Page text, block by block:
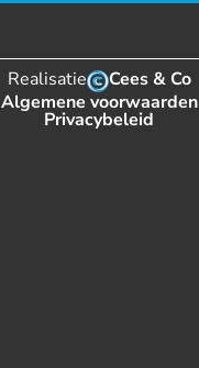
Realisatie
Cees & Co
Algemene voorwaarden
Privacybeleid